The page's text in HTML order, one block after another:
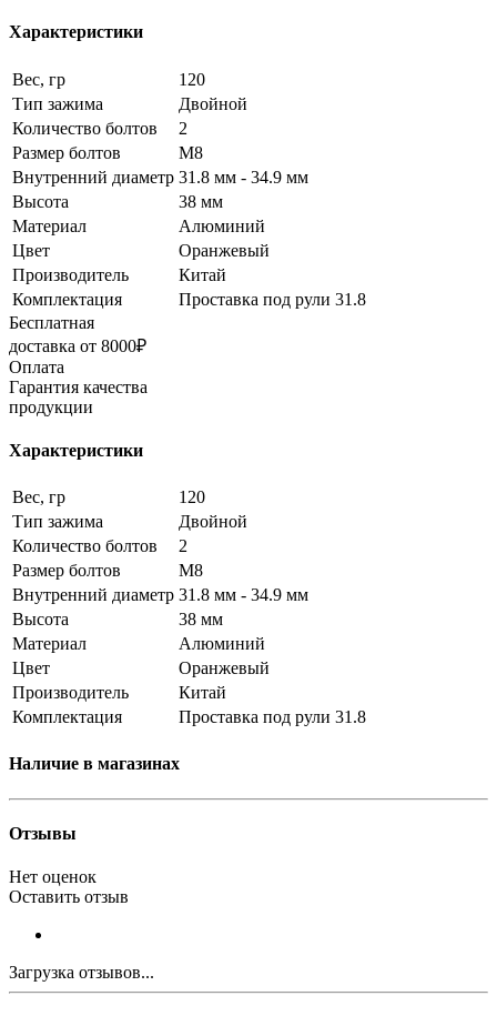
Характеристики
Вес, гр
120
Тип зажима
Двойной
Количество болтов
2
Размер болтов
М8
Внутренний диаметр 31.8 мм - 34.9 мм
Высота
38 мм
Материал
Алюминий
Цвет
Оранжевый
Производитель
Китай
Комплектация
Проставка под рули 31.8
Бесплатная
доставка от 8000₽
Оплата
Гарантия качества
продукции
Характеристики
Вес, гр
120
Тип зажима
Двойной
Количество болтов
2
Размер болтов
М8
Внутренний диаметр 31.8 мм - 34.9 мм
Высота
38 мм
Материал
Алюминий
Цвет
Оранжевый
Производитель
Китай
Комплектация
Проставка под рули 31.8
Наличие в магазинах
Отзывы
Нет оценок
Оставить отзыв
Загрузка отзывов...